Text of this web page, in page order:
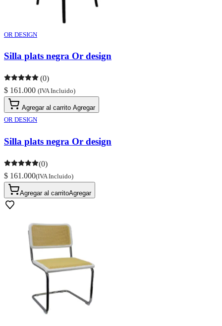
OR DESIGN
Silla plats negra Or design
(0)
$ 161.000 (IVA Incluido)
Agregar al carrito Agregar
OR DESIGN
Silla plats negra Or design
(0)
$ 161.000(IVA Incluido)
Agregar al carritoAgregar